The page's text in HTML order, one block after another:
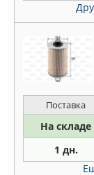
Поставка
На складе
1 дн.